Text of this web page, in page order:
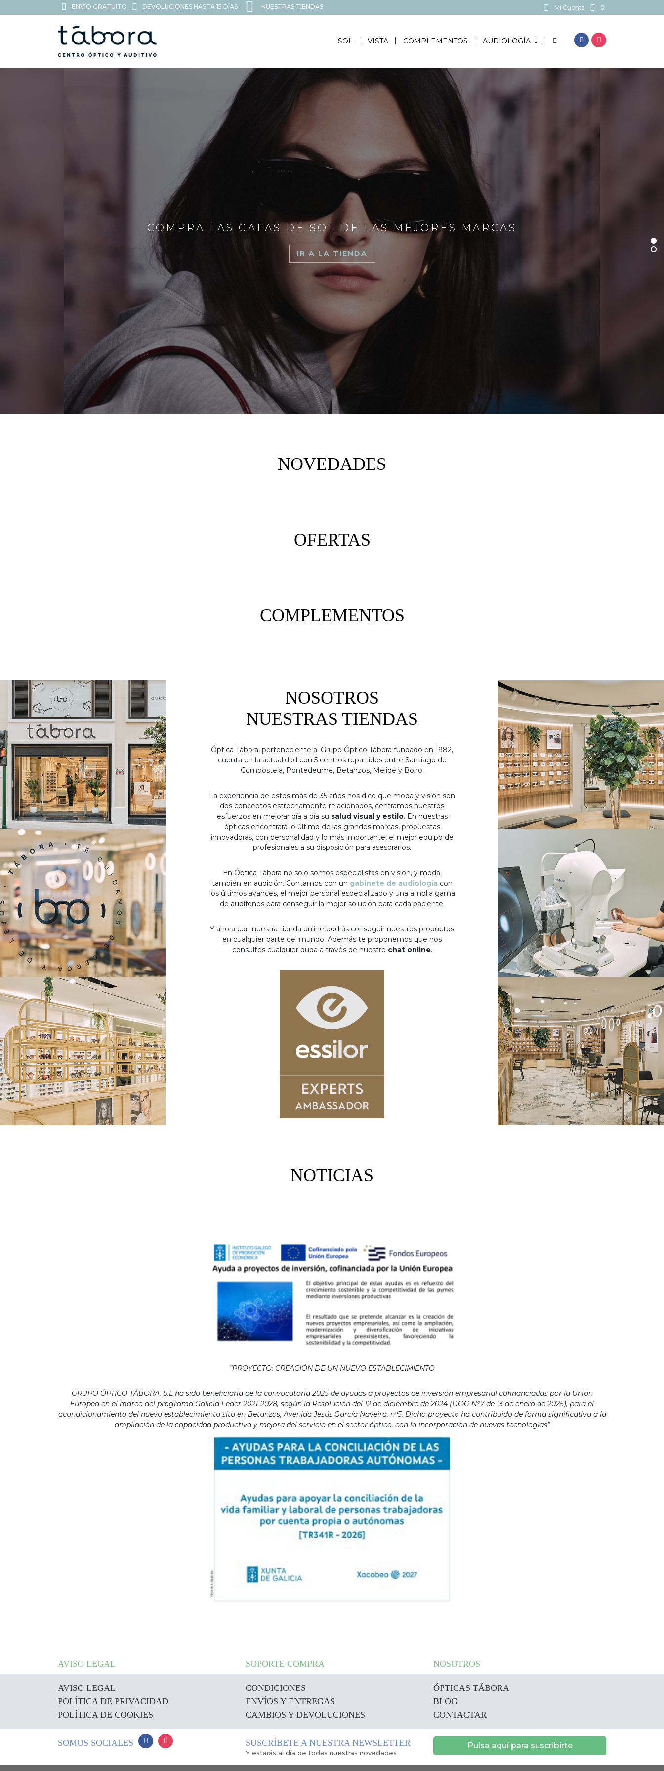
ENVÍO GRATUITO DEVOLUCIONES HASTA 15 DÍAS NUESTRAS TIENDAS Mi Cuenta 0
SOL VISTA COMPLEMENTOS AUDIOLOGÍA BUSCAR...
COMPRA LAS GAFAS DE SOL DE LAS MEJORES MARCAS
IR A LA TIENDA
NOVEDADES
OFERTAS
COMPLEMENTOS
NOSOTROS
NUESTRAS TIENDAS
Óptica Tábora, perteneciente al Grupo Óptico Tábora fundado en 1982,
cuenta en la actualidad con 5 centros repartidos entre Santiago de
Compostela, Pontedeume, Betanzos, Melide y Boiro.
La experiencia de estos más de 35 años nos dice que moda y visión son
dos conceptos estrechamente relacionados, centramos nuestros
esfuerzos en mejorar día a día su salud visual y estilo. En nuestras
ópticas encontrará lo último de las grandes marcas, propuestas
innovadoras, con personalidad y lo más importante, el mejor equipo de
profesionales a su disposición para asesorarlos.
En Óptica Tábora no solo somos especialistas en visión, y moda,
también en audición. Contamos con un gabinete de audiología con
los últimos avances, el mejor personal especializado y una amplia gama
de audífonos para conseguir la mejor solución para cada paciente.
Y ahora con nuestra tienda online podrás conseguir nuestros productos
en cualquier parte del mundo. Además te proponemos que nos
consultes cualquier duda a través de nuestro chat online.
NOTICIAS
“PROYECTO: CREACIÓN DE UN NUEVO ESTABLECIMIENTO
GRUPO ÓPTICO TÁBORA, S.L ha sido beneficiaria de la convocatoria 2025 de ayudas a proyectos de inversión empresarial cofinanciadas por la Unión
Europea en el marco del programa Galicia Feder 2021-2028, según la Resolución del 12 de diciembre de 2024 (DOG Nº7 de 13 de enero de 2025), para el
acondicionamiento del nuevo establecimiento sito en Betanzos, Avenida Jesús García Naveira, nº5. Dicho proyecto ha contribuido de forma significativa a la
ampliación de la capacidad productiva y mejora del servicio en el sector óptico, con la incorporación de nuevas tecnologías”
AVISO LEGAL SOPORTE COMPRA NOSOTROS
AVISO LEGAL
POLÍTICA DE PRIVACIDAD
POLÍTICA DE COOKIES
CONDICIONES
ENVÍOS Y ENTREGAS
CAMBIOS Y DEVOLUCIONES
ÓPTICAS TÁBORA
BLOG
CONTACTAR
SOMOS SOCIALES SUSCRÍBETE A NUESTRA NEWSLETTER
Y estarás al día de todas nuestras novedades
Pulsa aquí para suscribirte